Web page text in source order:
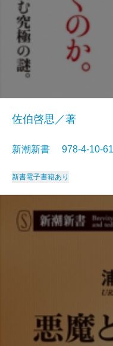
佐伯啓思／著
新潮新書 978-4-10-
新書電子書籍あり